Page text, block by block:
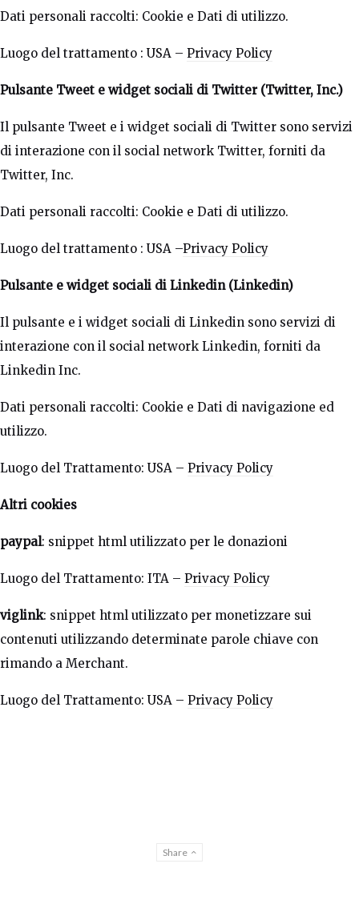
Dati personali raccolti: Cookie e Dati di utilizzo.
Luogo del trattamento : USA – Privacy Policy
Pulsante Tweet e widget sociali di Twitter (Twitter, Inc.)
Il pulsante Tweet e i widget sociali di Twitter sono servizi
di interazione con il social network Twitter, forniti da
Twitter, Inc.
Dati personali raccolti: Cookie e Dati di utilizzo.
Luogo del trattamento : USA –Privacy Policy
Pulsante e widget sociali di Linkedin (Linkedin)
Il pulsante e i widget sociali di Linkedin sono servizi di
interazione con il social network Linkedin, forniti da
Linkedin Inc.
Dati personali raccolti: Cookie e Dati di navigazione ed
utilizzo.
Luogo del Trattamento: USA – Privacy Policy
Altri cookies
paypal: snippet html utilizzato per le donazioni
Luogo del Trattamento: ITA – Privacy Policy
viglink: snippet html utilizzato per monetizzare sui
contenuti utilizzando determinate parole chiave con
rimando a Merchant.
Luogo del Trattamento: USA – Privacy Policy
Share